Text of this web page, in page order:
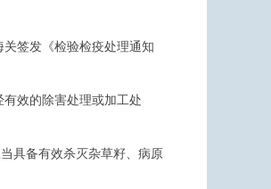
签发《检验检疫处理通知
效的除害处理或加工处
具备有效杀灭杂草籽、病原